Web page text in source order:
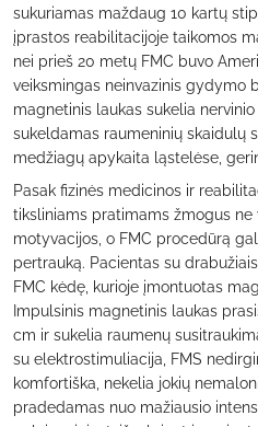
sukuriamas maždaug 10 kartų
įprastos reabilitacijoje taikomos
nei prieš 20 metų FMC buvo
veiksmingas neinvazinis gydymo
magnetinis laukas sukelia
sukeldamas raumeninių skaidulų
medžiagų apykaita ląstelėse,
Pasak fizinės medicinos ir
tiksliniams pratimams žmogus ne
motyvacijos, o FMC procedūrą
pertrauką. Pacientas su
FMC kėdę, kurioje įmontuotas
Impulsinis magnetinis laukas
cm ir sukelia raumenų
su elektrostimuliacija, FMS
komfortiška, nekelia jokių
pradedamas nuo mažiausio